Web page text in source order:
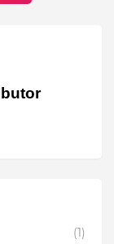
(1)